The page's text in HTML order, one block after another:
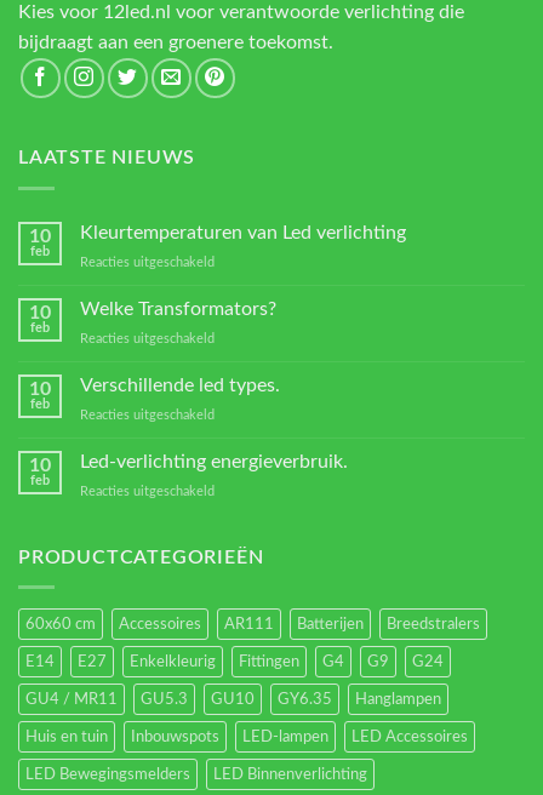
Kies voor 12led.nl voor verantwoorde verlichting die
bijdraagt aan een groenere toekomst.
LAATSTE NIEUWS
10
feb
Kleurtemperaturen van Led verlichting
Reacties uitgeschakeld
verlichting
10
feb
Welke Transformators?
Reacties uitgeschakeld
Transformators?
10
feb
Verschillende led types.
Reacties uitgeschakeld
10
feb
Led-verlichting energieverbruik.
Reacties uitgeschakeld
energieverbruik.
PRODUCTCATEGORIEËN
60x60 cm Accessoires AR111 Batterijen Breedstralers
E14 E27 Enkelkleurig Fittingen G4 G9 G24
GU4 / MR11 GU5.3 GU10 GY6.35 Hanglampen
Huis en tuin Inbouwspots LED-lampen LED Accessoires
LED Bewegingsmelders LED Binnenverlichting